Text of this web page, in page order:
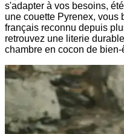
s'adapter à vos besoins,
une couette Pyrenex, vous
français reconnu depuis
retrouvez une literie
chambre en cocon de bien-